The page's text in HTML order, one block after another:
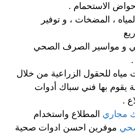
الاستحمام .
، المضخات ، و توفير
و مواسير الصرف الصحي
للحقول الزراعية من خلال
يقوم بها فني سباك أدوات
.
مجاري المطلاع واستخدام
موفرين احسن ادوات صحية